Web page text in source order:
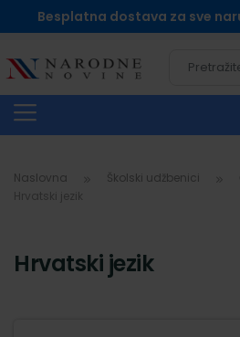
Besplatna dostava za sve
Naslovna Školski udžbenici
Hrvatski jezik